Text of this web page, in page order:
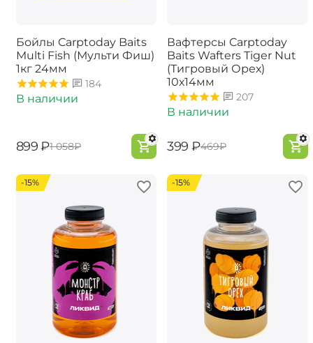
Бойлы Carptoday Baits
Multi Fish (Мульти Фиш)
1кг 24мм
184
В наличии
‍899‍ ₽‍1 058‍₽
Вафтерсы Carptoday
Baits Wafters Tiger Nut
(Тигровый Орех)
10х14мм
207
В наличии
‍399‍ ₽‍469‍₽
-15% -15%